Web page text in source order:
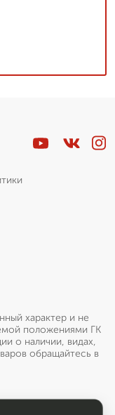
характер и не
положениями ГК
о наличии, видах,
обращайтесь в